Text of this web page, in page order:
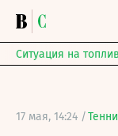
Ситуация на
17 мая, 14:24 /